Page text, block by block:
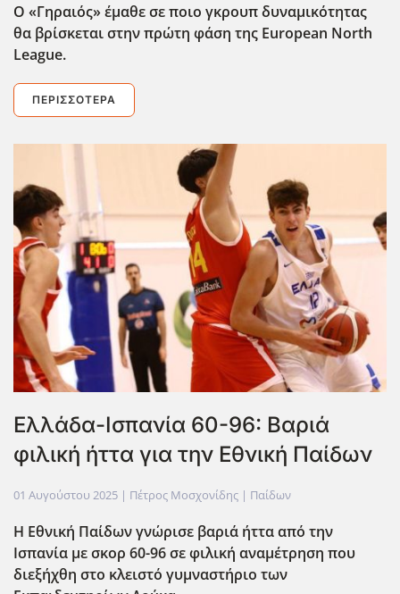
Ο «Γηραιός» έμαθε σε ποιο γκρουπ δυναμικότητας
θα βρίσκεται στην πρώτη φάση της European North
League.
ΠΕΡΙΣΣΌΤΕΡΑ
Ελλάδα-Ισπανία 60-96: Βαριά
φιλική ήττα για την Εθνική Παίδων
01 Αυγούστου 2025 | Πέτρος Μοσχονίδης | Παίδων
Η Εθνική Παίδων γνώρισε βαριά ήττα από την
Ισπανία με σκορ 60-96 σε φιλική αναμέτρηση που
διεξήχθη στο κλειστό γυμναστήριο των